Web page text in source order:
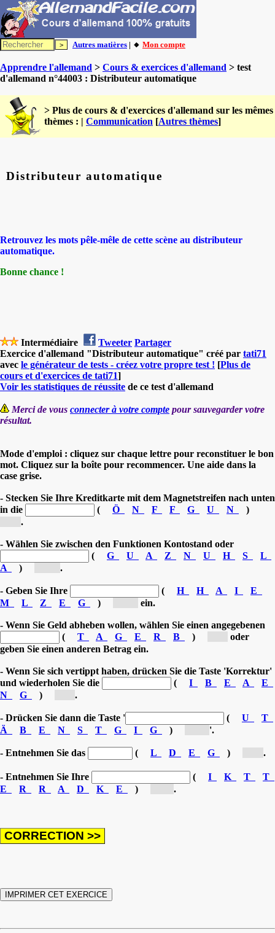
Autres matières | 🔸 Mon compte
Apprendre l'allemand > Cours & exercices d'allemand > test
d'allemand n°44003 : Distributeur automatique
> Plus de cours & d'exercices d'allemand sur les mêmes
thèmes : | Communication [Autres thèmes]
Distributeur automatique
Retrouvez les mots pêle-mêle de cette scène au distributeur
automatique.
Bonne chance !
Intermédiaire Tweeter Partager
Exercice d'allemand "Distributeur automatique" créé par tati71
avec le générateur de tests - créez votre propre test ! [Plus de
cours et d'exercices de tati71]
Voir les statistiques de réussite de ce test d'allemand
Merci de vous connecter à votre compte pour sauvegarder votre
résultat.
Mode d'emploi : cliquez sur chaque lettre pour reconstituer le bon
mot. Cliquez sur la boîte pour recommencer. Une aide dans la
case grise.
- Stecken Sie Ihre Kreditkarte mit dem Magnetstreifen nach unten
in die
( Ö N F F G U N
)
.
- Wählen Sie zwischen den Funktionen Kontostand oder
(
G U A Z N U H S
L
A
) .
- Geben Sie Ihre ( H H A I
E
M
L Z E G ) ein.
- Wenn Sie Geld abheben wollen, wählen Sie einen angegebenen
(
T A G E R B )
oder
geben Sie einen anderen Betrag ein.
- Wenn Sie sich vertippt haben, drücken Sie die Taste 'Korrektur'
und wiederholen Sie die
( I B E A
E
N
G ) .
- Drücken Sie dann die Taste ' ( U
T
Ä
B E N S T G I G ) '.
- Entnehmen Sie das ( L D E G ) .
- Entnehmen Sie Ihre ( I K T
T
E
R R A D K E ) .